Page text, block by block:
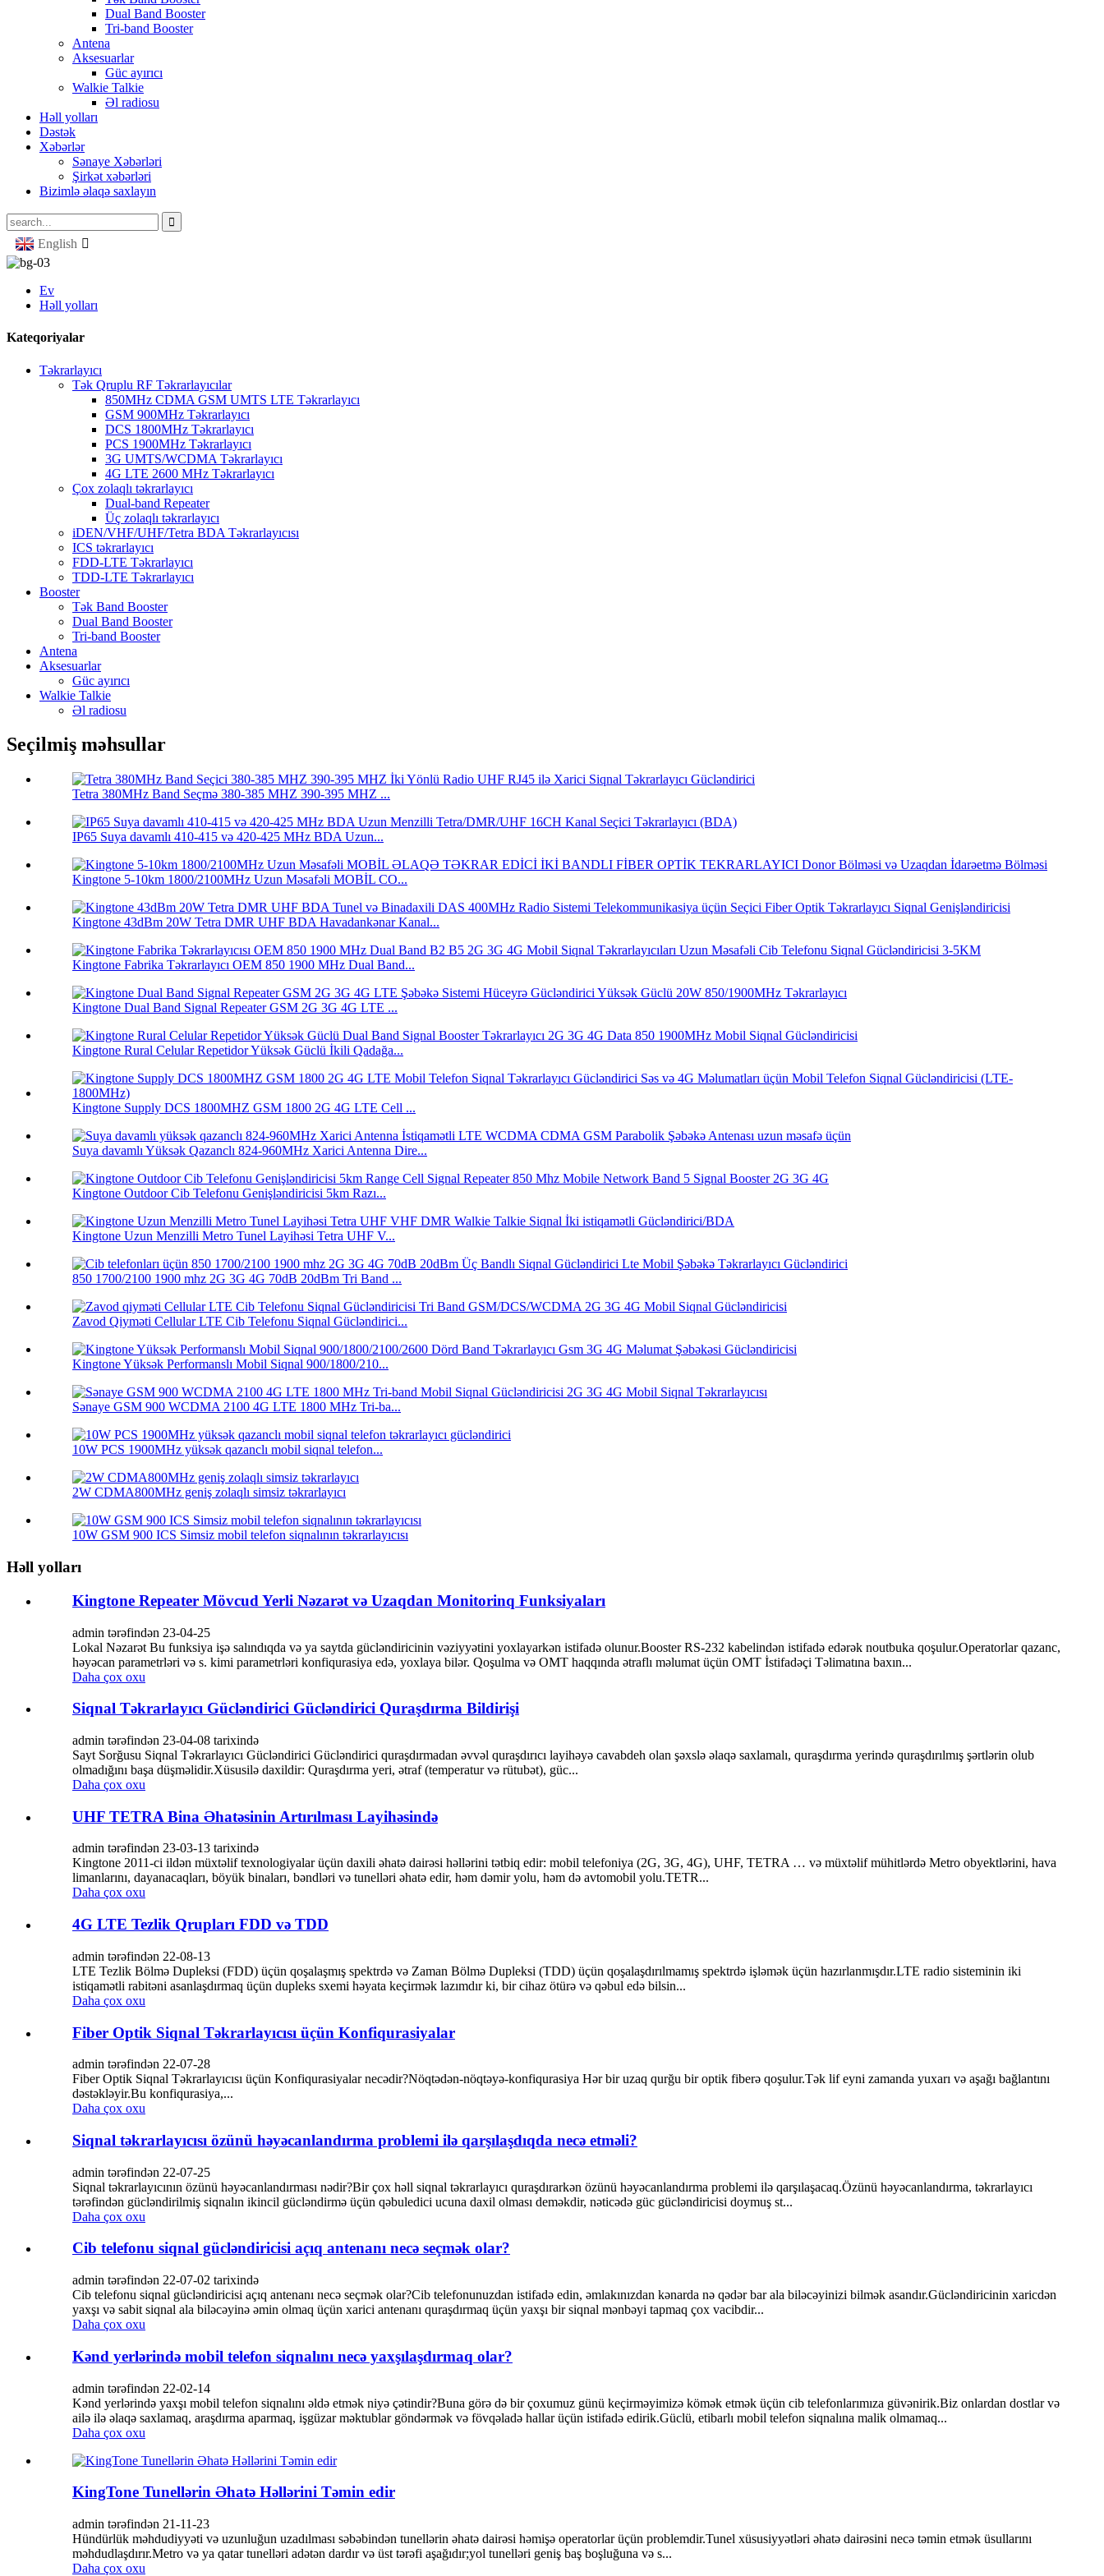
Dual Band Booster
Tri-band Booster
Antena
Aksesuarlar
Güc ayırıcı
Walkie Talkie
Əl radiosu
Həll yolları
Dəstək
Xəbərlər
Sənaye Xəbərləri
Şirkət xəbərləri
Bizimlə əlaqə saxlayın
English
Ev
Həll yolları
Kateqoriyalar
Təkrarlayıcı
Tək Qruplu RF Təkrarlayıcılar
850MHz CDMA GSM UMTS LTE Təkrarlayıcı
GSM 900MHz Təkrarlayıcı
DCS 1800MHz Təkrarlayıcı
PCS 1900MHz Təkrarlayıcı
3G UMTS/WCDMA Təkrarlayıcı
4G LTE 2600 MHz Təkrarlayıcı
Çox zolaqlı təkrarlayıcı
Dual-band Repeater
Üç zolaqlı təkrarlayıcı
iDEN/VHF/UHF/Tetra BDA Təkrarlayıcısı
ICS təkrarlayıcı
FDD-LTE Təkrarlayıcı
TDD-LTE Təkrarlayıcı
Booster
Tək Band Booster
Dual Band Booster
Tri-band Booster
Antena
Aksesuarlar
Güc ayırıcı
Walkie Talkie
Əl radiosu
Seçilmiş məhsullar
Tetra 380MHz Band Seçmə 380-385 MHZ 390-395 MHZ ...
IP65 Suya davamlı 410-415 və 420-425 MHz BDA Uzun...
Kingtone 5-10km 1800/2100MHz Uzun Məsafəli MOBİL CO...
Kingtone 43dBm 20W Tetra DMR UHF BDA Havadankənar Kanal...
Kingtone Fabrika Təkrarlayıcı OEM 850 1900 MHz Dual Band...
Kingtone Dual Band Signal Repeater GSM 2G 3G 4G LTE ...
Kingtone Rural Celular Repetidor Yüksək Güclü İkili Qadağa...
Kingtone Supply DCS 1800MHZ GSM 1800 2G 4G LTE Cell ...
Suya davamlı Yüksək Qazanclı 824-960MHz Xarici Antenna Dire...
Kingtone Outdoor Cib Telefonu Genişləndiricisi 5km Razı...
Kingtone Uzun Menzilli Metro Tunel Layihəsi Tetra UHF V...
850 1700/2100 1900 mhz 2G 3G 4G 70dB 20dBm Tri Band ...
Zavod Qiyməti Cellular LTE Cib Telefonu Siqnal Gücləndirici...
Kingtone Yüksək Performanslı Mobil Siqnal 900/1800/210...
Sənaye GSM 900 WCDMA 2100 4G LTE 1800 MHz Tri-ba...
10W PCS 1900MHz yüksək qazanclı mobil siqnal telefon...
2W CDMA800MHz geniş zolaqlı simsiz təkrarlayıcı
10W GSM 900 ICS Simsiz mobil telefon siqnalının təkrarlayıcısı
Həll yolları
Kingtone Repeater Mövcud Yerli Nəzarət və Uzaqdan Monitorinq Funksiyaları
admin tərəfindən 23-04-25
Lokal Nəzarət Bu funksiya işə salındıqda və ya saytda gücləndiricinin vəziyyətini yoxlayarkən istifadə olunur.Booster RS-232 kabelindən istifadə edərək noutbuka qoşulur.Operatorlar qazanc,
həyəcan parametrləri və s. kimi parametrləri konfiqurasiya edə, yoxlaya bilər. Qoşulma və OMT haqqında ətraflı məlumat üçün OMT İstifadəçi Təlimatına baxın...
Daha çox oxu
Siqnal Təkrarlayıcı Gücləndirici Gücləndirici Quraşdırma Bildirişi
admin tərəfindən 23-04-08 tarixində
Sayt Sorğusu Siqnal Təkrarlayıcı Gücləndirici Gücləndirici quraşdırmadan əvvəl quraşdırıcı layihəyə cavabdeh olan şəxslə əlaqə saxlamalı, quraşdırma yerində quraşdırılmış şərtlərin olub
olmadığını başa düşməlidir.Xüsusilə daxildir: Quraşdırma yeri, ətraf (temperatur və rütubət), güc...
Daha çox oxu
UHF TETRA Bina Əhatəsinin Artırılması Layihəsində
admin tərəfindən 23-03-13 tarixində
Kingtone 2011-ci ildən müxtəlif texnologiyalar üçün daxili əhatə dairəsi həllərini tətbiq edir: mobil telefoniya (2G, 3G, 4G), UHF, TETRA … və müxtəlif mühitlərdə Metro obyektlərini, hava
limanlarını, dayanacaqları, böyük binaları, bəndləri və tunelləri əhatə edir, həm dəmir yolu, həm də avtomobil yolu.TETR...
Daha çox oxu
4G LTE Tezlik Qrupları FDD və TDD
admin tərəfindən 22-08-13
LTE Tezlik Bölmə Dupleksi (FDD) üçün qoşalaşmış spektrdə və Zaman Bölmə Dupleksi (TDD) üçün qoşalaşdırılmamış spektrdə işləmək üçün hazırlanmışdır.LTE radio sisteminin iki
istiqamətli rabitəni asanlaşdırmaq üçün dupleks sxemi həyata keçirmək lazımdır ki, bir cihaz ötürə və qəbul edə bilsin...
Daha çox oxu
Fiber Optik Siqnal Təkrarlayıcısı üçün Konfiqurasiyalar
admin tərəfindən 22-07-28
Fiber Optik Siqnal Təkrarlayıcısı üçün Konfiqurasiyalar necədir?Nöqtədən-nöqtəyə-konfiqurasiya Hər bir uzaq qurğu bir optik fiberə qoşulur.Tək lif eyni zamanda yuxarı və aşağı bağlantını
dəstəkləyir.Bu konfiqurasiya,...
Daha çox oxu
Siqnal təkrarlayıcısı özünü həyəcanlandırma problemi ilə qarşılaşdıqda necə etməli?
admin tərəfindən 22-07-25
Siqnal təkrarlayıcının özünü həyəcanlandırması nədir?Bir çox həll siqnal təkrarlayıcı quraşdırarkən özünü həyəcanlandırma problemi ilə qarşılaşacaq.Özünü həyəcanlandırma, təkrarlayıcı
tərəfindən gücləndirilmiş siqnalın ikincil gücləndirmə üçün qəbuledici ucuna daxil olması deməkdir, nəticədə güc gücləndiricisi doymuş st...
Daha çox oxu
Cib telefonu siqnal gücləndiricisi açıq antenanı necə seçmək olar?
admin tərəfindən 22-07-02 tarixində
Cib telefonu siqnal gücləndiricisi açıq antenanı necə seçmək olar?Cib telefonunuzdan istifadə edin, əmlakınızdan kənarda nə qədər bar ala biləcəyinizi bilmək asandır.Gücləndiricinin xaricdən
yaxşı və sabit siqnal ala biləcəyinə əmin olmaq üçün xarici antenanı quraşdırmaq üçün yaxşı bir siqnal mənbəyi tapmaq çox vacibdir...
Daha çox oxu
Kənd yerlərində mobil telefon siqnalını necə yaxşılaşdırmaq olar?
admin tərəfindən 22-02-14
Kənd yerlərində yaxşı mobil telefon siqnalını əldə etmək niyə çətindir?Buna görə də bir çoxumuz günü keçirməyimizə kömək etmək üçün cib telefonlarımıza güvənirik.Biz onlardan dostlar və
ailə ilə əlaqə saxlamaq, araşdırma aparmaq, işgüzar məktublar göndərmək və fövqəladə hallar üçün istifadə edirik.Güclü, etibarlı mobil telefon siqnalına malik olmamaq...
Daha çox oxu
KingTone Tunellərin Əhatə Həllərini Təmin edir
admin tərəfindən 21-11-23
Hündürlük məhdudiyyəti və uzunluğun uzadılması səbəbindən tunellərin əhatə dairəsi həmişə operatorlar üçün problemdir.Tunel xüsusiyyətləri əhatə dairəsini necə təmin etmək üsullarını
məhdudlaşdırır.Metro və ya qatar tunelləri adətən dardır və üst tərəfi aşağıdır;yol tunelləri geniş baş boşluğuna və s...
Daha çox oxu